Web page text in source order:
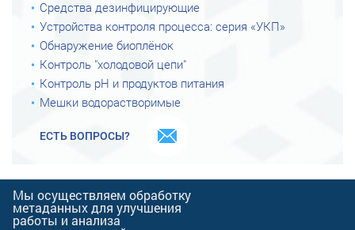
Средства дезинфицирующие
Устройства контроля процесса: серия «УКП»
Обнаружение биоплёнок
Контроль "холодовой цепи"
Контроль рН и продуктов питания
Мешки водорастворимые
ЕСТЬ ВОПРОСЫ?
© 2026 Научно-
Мы осуществляем обработку
метаданных для улучшения
работы и анализа